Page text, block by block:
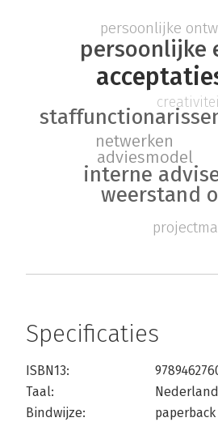
weerstand
interne
adviesmodel
netwerken
persoonlijke
Specificaties
ISBN13:
Taal:
Bindwijze:
paperback